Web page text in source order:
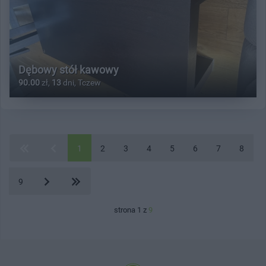
Dębowy stół kawowy
90.00 zł, 13 dni, Tczew
1 2 3 4 5 6 7 8
9
strona 1 z 9